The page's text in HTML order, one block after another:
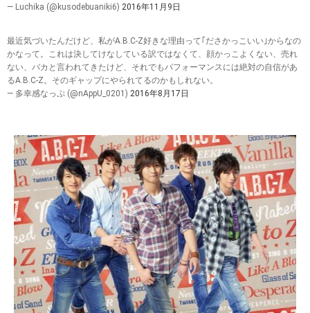
— Luchika (@kusodebuaniki6) 2016年11月9日
最近気づいたんだけど、私がA.B.C-Z好きな理由って｢ださかっこいい｣からなの
かなって。これは決してけなしている訳ではなくて、顔かっこよくない、売れ
ない、バカと言われてきたけど、それでもパフォーマンスには絶対の自信があ
るA.B.C-Z。そのギャップにやられてるのかもしれない。
— 多幸感なっぷ (@nAppU_0201) 2016年8月17日